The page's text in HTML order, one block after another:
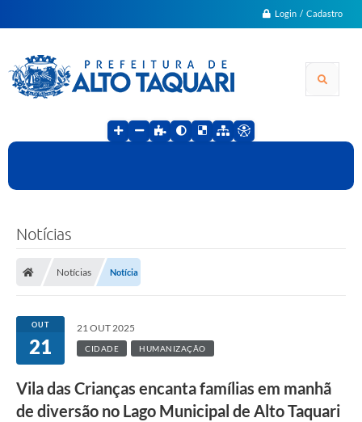
Login / Cadastro
Notícias
Notícias Notícia
OUT
21
21 OUT 2025
CIDADE HUMANIZAÇÃO
Vila das Crianças encanta famílias em manhã
de diversão no Lago Municipal de Alto Taquari